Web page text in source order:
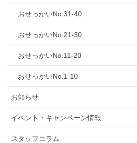
おせっかいNo.31-40
おせっかいNo.21-30
おせっかいNo.11-20
おせっかいNo.1-10
お知らせ
イベント・キャンペーン情報
スタッフコラム